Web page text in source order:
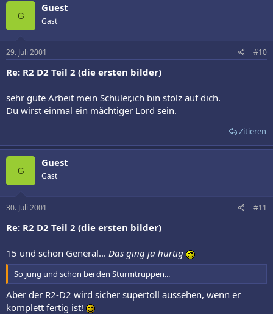
G
Guest
Gast
29. Juli 2001 #10
Re: R2 D2 Teil 2 (die ersten bilder)
sehr gute Arbeit mein Schüler,ich bin stolz auf dich.
Du wirst einmal ein mächtiger Lord sein.
Zitieren
G
Guest
Gast
30. Juli 2001 #11
Re: R2 D2 Teil 2 (die ersten bilder)
15 und schon General... Das ging ja hurtig
So jung und schon bei den Sturmtruppen...
Aber der R2-D2 wird sicher supertoll aussehen, wenn er
komplett fertig ist!